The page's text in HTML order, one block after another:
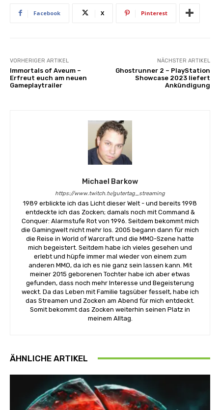
Facebook X Pinterest
VORHERIGER ARTIKEL
Immortals of Aveum –
Erfreut euch am neuen
Gameplaytrailer
NÄCHSTER ARTIKEL
Ghostrunner 2 – PlayStation
Showcase 2023 liefert
Ankündigung
Michael Barkow
https://www.twitch.tv/gutertag_streaming
1989 erblickte ich das Licht dieser Welt - und bereits 1998
entdeckte ich das Zocken; damals noch mit Command &
Conquer: Alarmstufe Rot von 1996. Seitdem bekommt mich
die Gamingwelt nicht mehr los. 2005 begann dann für mich
die Reise in World of Warcraft und die MMO-Szene hatte
mich begeistert. Seitdem habe ich vieles gesehen und
erlebt und hüpfe immer mal wieder von einem zum
anderen MMO, da ich es nie ganz sein lassen kann. Mit
meiner 2015 geborenen Tochter habe ich aber etwas
gefunden, dass noch mehr Interesse und Begeisterung
weckt. Da das Leben mit Familie tagsüber fesselt, habe ich
das Streamen und Zocken am Abend für mich entdeckt.
Somit bekommt das Zocken weiterhin seinen Platz in
meinem Alltag.
ÄHNLICHE ARTIKEL